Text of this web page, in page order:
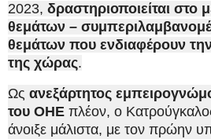
2023, δραστηριοποιείται στο
θεμάτων –
θεμάτων που ενδιαφέρουν την
της χώρας.
Ως ανεξάρτητος
του ΟΗΕ πλέον, ο
άνοιξε μάλιστα, με τον πρώην